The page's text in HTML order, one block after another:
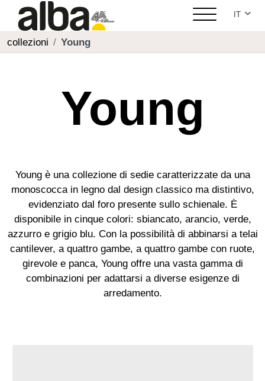
IT
collezioni Young
Young
Young è una collezione di sedie caratterizzate da una
monoscocca in legno dal design classico ma distintivo,
evidenziato dal foro presente sullo schienale. È
disponibile in cinque colori: sbiancato, arancio, verde,
azzurro e grigio blu. Con la possibilità di abbinarsi a telai
cantilever, a quattro gambe, a quattro gambe con ruote,
girevole e panca, Young offre una vasta gamma di
combinazioni per adattarsi a diverse esigenze di
arredamento.